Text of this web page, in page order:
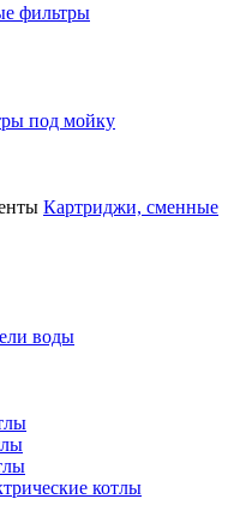
фильтры
под мойку
Картриджи, сменные
воды
котлы